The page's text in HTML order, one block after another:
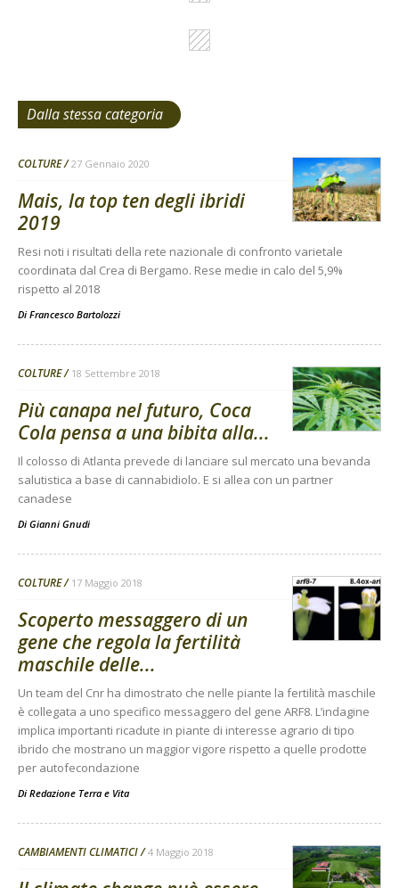
Dalla stessa categoria
COLTURE 27 Gennaio 2020
Mais, la top ten degli ibridi
2019
Resi noti i risultati della rete nazionale di confronto varietale
coordinata dal Crea di Bergamo. Rese medie in calo del 5,9%
rispetto al 2018
Di Francesco Bartolozzi
COLTURE 18 Settembre 2018
Più canapa nel futuro, Coca
Cola pensa a una bibita alla...
Il colosso di Atlanta prevede di lanciare sul mercato una bevanda
salutistica a base di cannabidiolo. E si allea con un partner
canadese
Di Gianni Gnudi
COLTURE 17 Maggio 2018
Scoperto messaggero di un
gene che regola la fertilità
maschile delle...
Un team del Cnr ha dimostrato che nelle piante la fertilità maschile
è collegata a uno specifico messaggero del gene ARF8. L’indagine
implica importanti ricadute in piante di interesse agrario di tipo
ibrido che mostrano un maggior vigore rispetto a quelle prodotte
per autofecondazione
Di Redazione Terra e Vita
CAMBIAMENTI CLIMATICI 4 Maggio 2018